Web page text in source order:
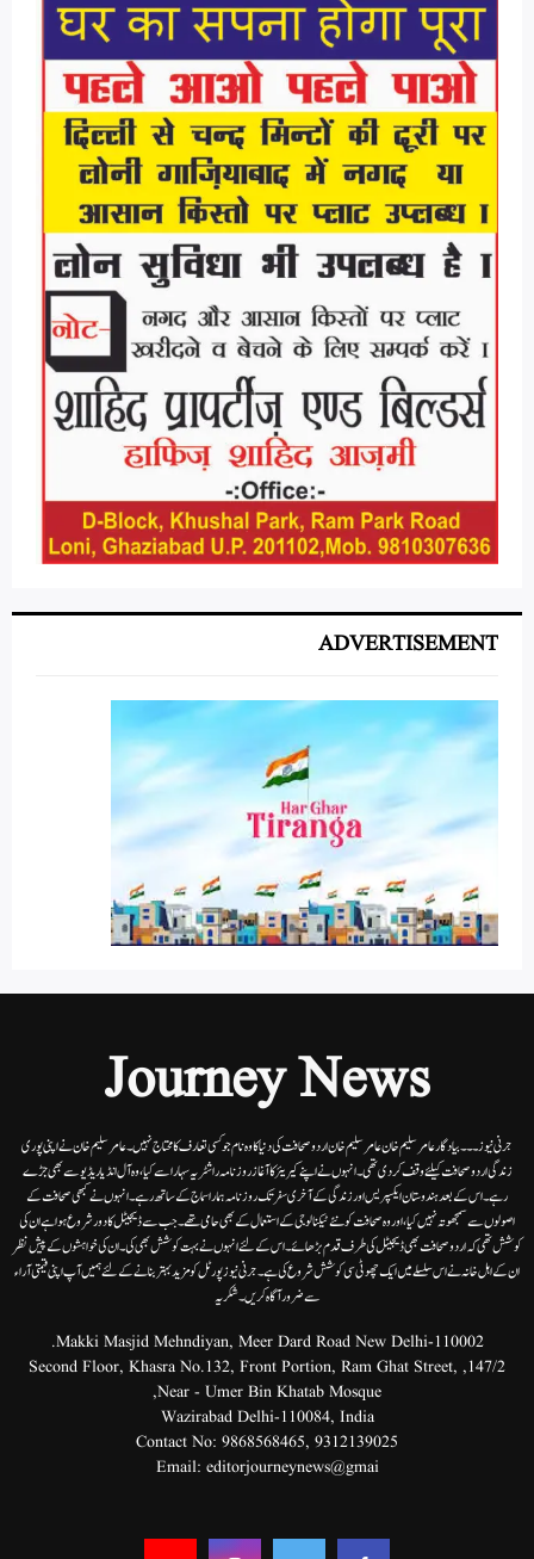
ADVERTISEMENT
Journey News
جرنی نیوز۔۔۔بیاد گار عامر سلیم خان عامر سلیم خان اردوصحافت کی دنیا کاوہ نام جو کسی تعارف کا محتاج نہیں۔عامرسلیم خان نے اپنی پوری
زندگی اردوصحافت کیلئے وقف کردی تھی۔انہوں نے اپنے کیریئر کا آغاز روزنامہ راشٹریہ سہارا سے کیا،وہ آل انڈیا ریڈیوسے بھی جڑے
رہے۔ اس کے بعد ہندوستان ایکسپریس اور زندگی کے آخری سفر تک روزنامہ ہمارا سماج کے ساتھ رہے۔ انہوں نے کبھی صحافت کے
اصولوں سے سمجھوتہ نہیں کیا، اور وہ صحافت کو نئے ٹیکنالوجی کے استعمال کے بھی حامی تھے۔ جب سے ڈیجیٹل کا دور شروع ہوا ہے ان کی
کوشش تھی کہ اردو صحافت بھی ڈیجیٹل کی طرف قدم بڑھائے۔ اس کے لئے انہوں نے بہت کوشش بھی کی۔ ان کی خواہشوں کے پیش نظر
ان کے اہل خانہ نے اس سلسلے میں ایک چھوٹی سی کوشش شروع کی ہے۔جرنی نیوز پورٹل کو مزید بہتر بنانے کے لئے ہمیں آپ اپنی قیمتی آراء
سے ضرور آگاہ کریں۔شکریہ
Makki Masjid Mehndiyan, Meer Dard Road New Delhi-110002.
147/2, Second Floor, Khasra No.132, Front Portion, Ram Ghat Street,
Near - Umer Bin Khatab Mosque,
Wazirabad Delhi-110084, India
Contact No: 9868568465, 9312139025
Email: editorjourneynews@gmai